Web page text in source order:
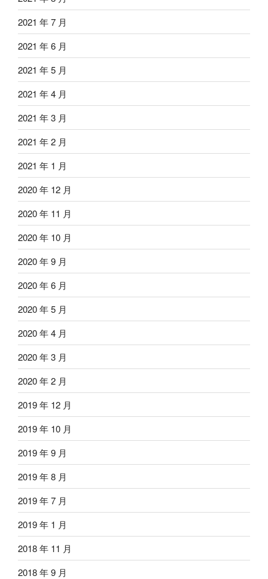
2021 年 7 月
2021 年 6 月
2021 年 5 月
2021 年 4 月
2021 年 3 月
2021 年 2 月
2021 年 1 月
2020 年 12 月
2020 年 11 月
2020 年 10 月
2020 年 9 月
2020 年 6 月
2020 年 5 月
2020 年 4 月
2020 年 3 月
2020 年 2 月
2019 年 12 月
2019 年 10 月
2019 年 9 月
2019 年 8 月
2019 年 7 月
2019 年 1 月
2018 年 11 月
2018 年 9 月